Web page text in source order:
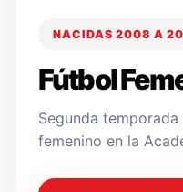
NACIDAS 2008 A
Fútbol
Segunda
femenino en la